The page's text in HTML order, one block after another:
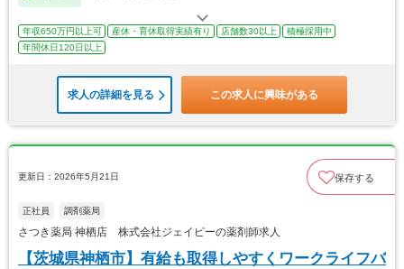
年収650万円以上可 産休・育休取得実績有り 店舗数30以上
積極採用中
年間休日120日以上
求人の詳細を見る この求人に興味がある
更新日：2026年5月21日 保存する
正社員 調剤薬局
さつき薬局 神栖店 株式会社ジェイピーの薬剤師求人
【茨城県神栖市】有給も取得しやすくワークライフバ